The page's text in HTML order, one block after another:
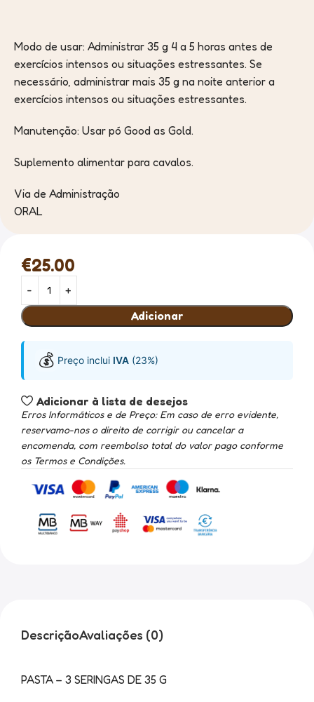
Modo de usar: Administrar 35 g 4 a 5 horas antes de
exercícios intensos ou situações estressantes. Se
necessário, administrar mais 35 g na noite anterior a
exercícios intensos ou situações estressantes.
Manutenção: Usar pó Good as Gold.
Suplemento alimentar para cavalos.
Via de Administração
ORAL
€25.00
Adicionar
💰 Preço inclui IVA (23%)
Adicionar à lista de desejos
Erros Informáticos e de Preço: Em caso de erro evidente,
reservamo-nos o direito de corrigir ou cancelar a
encomenda, com reembolso total do valor pago conforme
os Termos e Condições.
DescriçãoAvaliações (0)
PASTA – 3 SERINGAS DE 35 G